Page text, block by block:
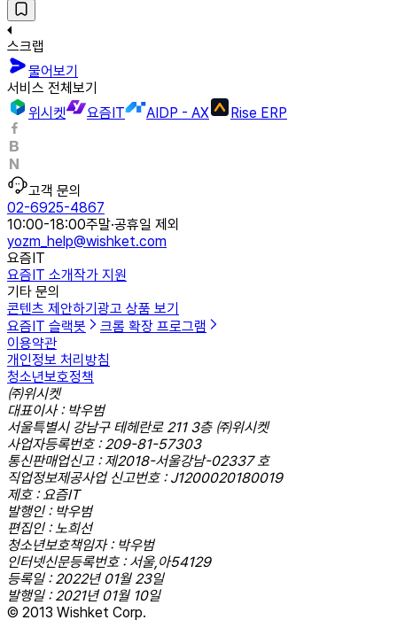
스크랩
물어보기
서비스 전체보기
위시켓
요즘IT AIDP - AX Rise ERP
고객 문의
02-6925-4867
10:00-18:00주말·공휴일 제외
yozm_help@wishket.com
요즘IT
요즘IT 소개작가 지원
기타 문의
콘텐츠 제안하기광고 상품 보기
요즘IT 슬랙봇
크롬 확장 프로그램
이용약관
개인정보 처리방침
청소년보호정책
㈜위시켓
대표이사 : 박우범
서울특별시 강남구 테헤란로 211 3층 ㈜위시켓
사업자등록번호 : 209-81-57303
통신판매업신고 : 제2018-서울강남-02337 호
직업정보제공사업 신고번호 : J1200020180019
제호 : 요즘IT
발행인 : 박우범
편집인 : 노희선
청소년보호책임자 : 박우범
인터넷신문등록번호 : 서울,아54129
등록일 : 2022년 01월 23일
발행일 : 2021년 01월 10일
© 2013 Wishket Corp.